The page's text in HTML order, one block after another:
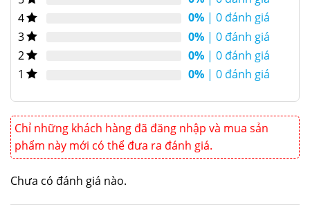
nướng ủ bột công nghiệp giúp tiết kiệm thời gian.
Sản phẩm đang được sử dụng nhiều tại các cơ sở
sản xuất chuyên dụng.
4
0% | 0 đánh giá
3
0% | 0 đánh giá
2
0% | 0 đánh giá
1
0% | 0 đánh giá
Chỉ những khách hàng đã đăng nhập và mua sản
phẩm này mới có thể đưa ra đánh giá.
Chưa có đánh giá nào.